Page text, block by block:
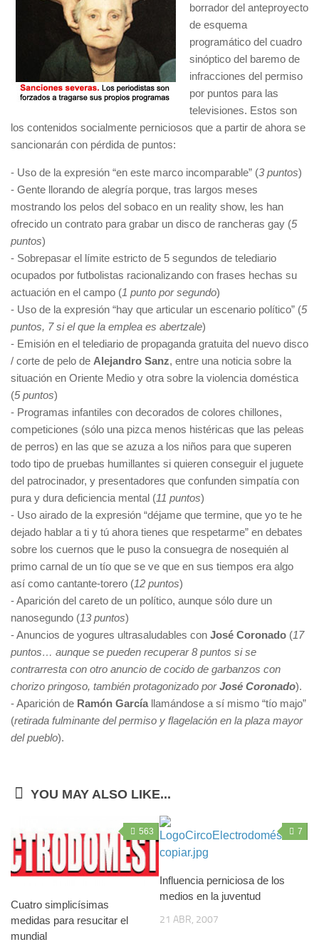
borrador del anteproyecto
de esquema
programático del cuadro
sinóptico del baremo de
infracciones del permiso
por puntos para las
televisiones. Estos son
los contenidos socialmente perniciosos que a partir de ahora se
sancionarán con pérdida de puntos:
- Uso de la expresión “en este marco incomparable” (3 puntos)
- Gente llorando de alegría porque, tras largos meses
mostrando los pelos del sobaco en un reality show, les han
ofrecido un contrato para grabar un disco de rancheras gay (5
puntos)
- Sobrepasar el límite estricto de 5 segundos de telediario
ocupados por futbolistas racionalizando con frases hechas su
actuación en el campo (1 punto por segundo)
- Uso de la expresión “hay que articular un escenario político” (5
puntos, 7 si el que la emplea es abertzale)
- Emisión en el telediario de propaganda gratuita del nuevo disco
/ corte de pelo de Alejandro Sanz, entre una noticia sobre la
situación en Oriente Medio y otra sobre la violencia doméstica
(5 puntos)
- Programas infantiles con decorados de colores chillones,
competiciones (sólo una pizca menos histéricas que las peleas
de perros) en las que se azuza a los niños para que superen
todo tipo de pruebas humillantes si quieren conseguir el juguete
del patrocinador, y presentadores que confunden simpatía con
pura y dura deficiencia mental (11 puntos)
- Uso airado de la expresión “déjame que termine, que yo te he
dejado hablar a ti y tú ahora tienes que respetarme” en debates
sobre los cuernos que le puso la consuegra de nosequién al
primo carnal de un tío que se ve que en sus tiempos era algo
así como cantante-torero (12 puntos)
- Aparición del careto de un político, aunque sólo dure un
nanosegundo (13 puntos)
- Anuncios de yogures ultrasaludables con José Coronado (17
puntos… aunque se pueden recuperar 8 puntos si se
contrarresta con otro anuncio de cocido de garbanzos con
chorizo pringoso, también protagonizado porJosé Coronado).
- Aparición de Ramón García llamándose a sí mismo “tío majo”
(retirada fulminante del permiso y flagelación en la plaza mayor
del pueblo).
YOU MAY ALSO LIKE...
563
Cuatro simplicísimas
medidas para resucitar el
mundial
7
Influencia perniciosa de los
medios en la juventud
21 ABR, 2007